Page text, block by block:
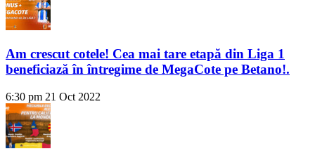
Am crescut cotele! Cea mai tare etapă din Liga 1
beneficiază în întregime de MegaCote pe Betano!.
6:30 pm 21 Oct 2022